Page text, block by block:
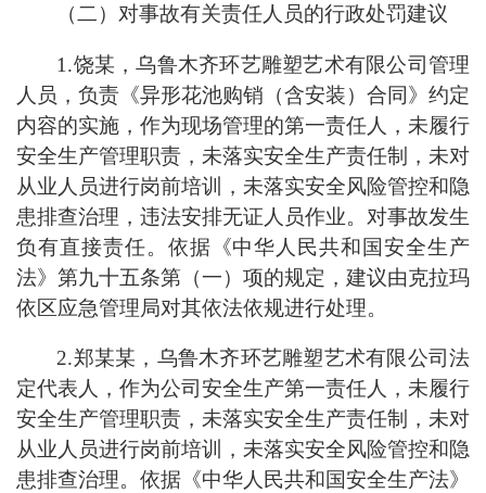
（二）对事故有关责任人员的行政处罚建议
1.饶某，乌鲁木齐环艺雕塑艺术有限公司管理
人员，负责《异形花池购销（含安装）合同》约定
内容的实施，作为现场管理的第一责任人，未履行
安全生产管理职责，未落实安全生产责任制，未对
从业人员进行岗前培训，未落实安全风险管控和隐
患排查治理，违法安排无证人员作业。对事故发生
负有直接责任。依据《中华人民共和国安全生产
法》第九十五条第（一）项的规定，建议由克拉玛
依区应急管理局对其依法依规进行处理。
2.郑某某 ，乌鲁木齐环艺雕塑艺术有限公司法
定代表人，作为公司安全生产第一责任人，未履行
安全生产管理职责，未落实安全生产责任制，未对
从业人员进行岗前培训，未落实安全风险管控和隐
患排查治理。依据《中华人民共和国安全生产法》